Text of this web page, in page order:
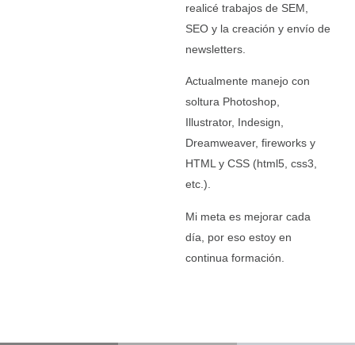
realicé trabajos de SEM,
SEO y la creación y envío de
newsletters.
Actualmente manejo con
soltura Photoshop,
Illustrator, Indesign,
Dreamweaver, fireworks y
HTML y CSS (html5, css3,
etc.).
Mi meta es mejorar cada
día, por eso estoy en
continua formación.